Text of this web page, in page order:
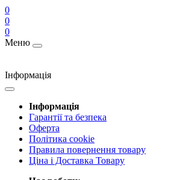
0
0
0
Меню
Інформація
Інформація
Гарантії та безпека
Оферта
Політика cookie
Правила повернення товару
Ціна і Доставка Товару